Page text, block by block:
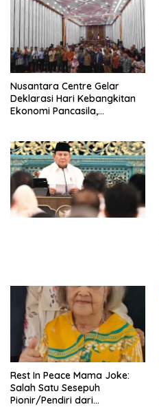
Nusantara Centre Gelar
Deklarasi Hari Kebangkitan
Ekonomi Pancasila,
Penjajahan (Pergolakan
Ekonomi Politik Indonesia) &
Simposium Nasional “Urgensi
Undang-Undang
Perekonomian Nasional dan
Kesejahteraan Sosial dalam
Rest In Peace Mama Joke:
Salah Satu Sesepuh
Pionir/Pendiri dari